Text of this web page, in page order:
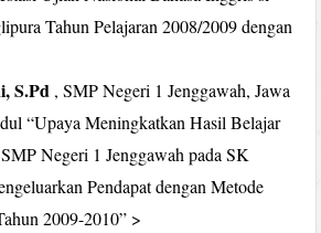
Tahun Pelajaran 2008/2009 dengan
S.Pd , SMP Negeri 1 Jenggawah, Jawa
“Upaya Meningkatkan Hasil Belajar
Negeri 1 Jenggawah pada SK
Pendapat dengan Metode
2009-2010” >